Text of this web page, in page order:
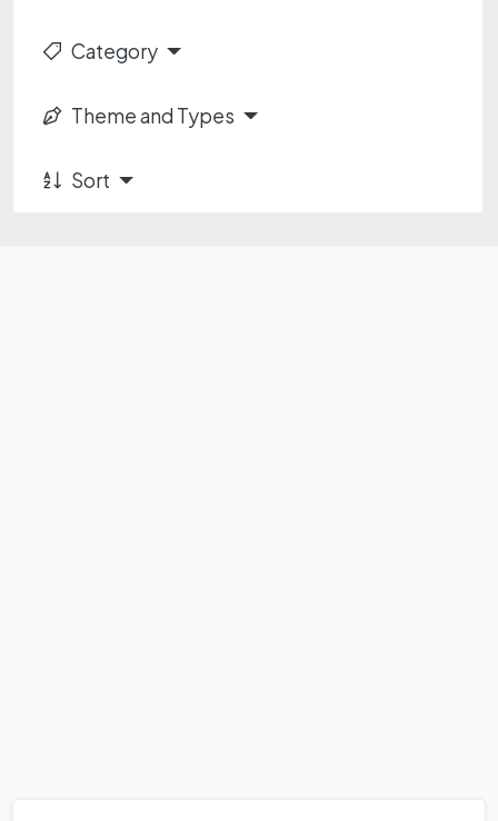
Category
Theme and Types
Sort